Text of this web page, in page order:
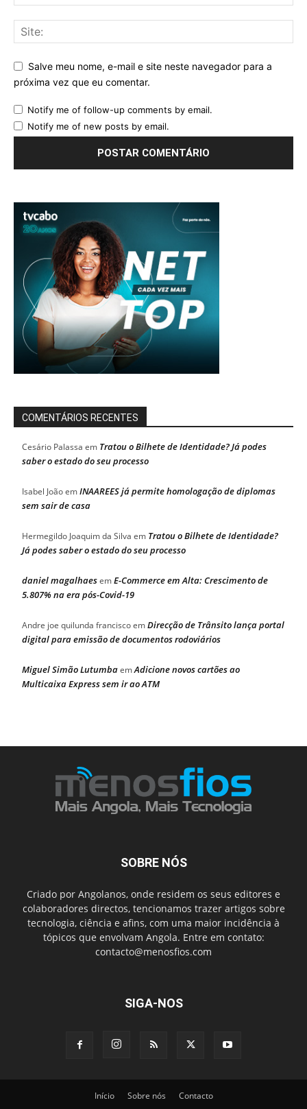
Salve meu nome, e-mail e site neste navegador para a
próxima vez que eu comentar.
Notify me of follow-up comments by email.
Notify me of new posts by email.
COMENTÁRIOS RECENTES
Cesário Palassa em Tratou o Bilhete de Identidade? Já podes
saber o estado do seu processo
Isabel JoãoemINAAREES já permite homologação de diplomas
sem sair de casa
Hermegildo Joaquim da Silva em Tratou o Bilhete de Identidade?
Já podes saber o estado do seu processo
daniel magalhaesemE-Commerce em Alta: Crescimento de
5.807% na era pós-Covid-19
Andre joe quilunda franciscoemDirecção de Trânsito lança portal
digital para emissão de documentos rodoviários
Miguel Simão LutumbaemAdicione novos cartões ao
Multicaixa Express sem ir ao ATM
SOBRE NÓS
Criado por Angolanos, onde residem os seus editores e
colaboradores directos, tencionamos trazer artigos sobre
tecnologia, ciência e afins, com uma maior incidência à
tópicos que envolvam Angola. Entre em contato:
contacto@menosfios.com
SIGA-NOS
Início Sobre nós Contacto